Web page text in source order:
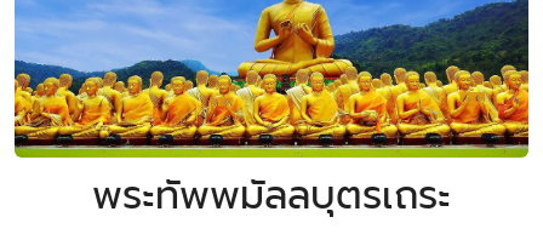
พระทัพพมัลลบุตรเถระ